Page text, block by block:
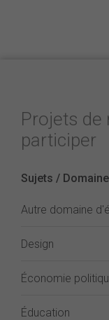
Projets de
participer
Sujets /
Autre domaine
Design
Économie
Éducation